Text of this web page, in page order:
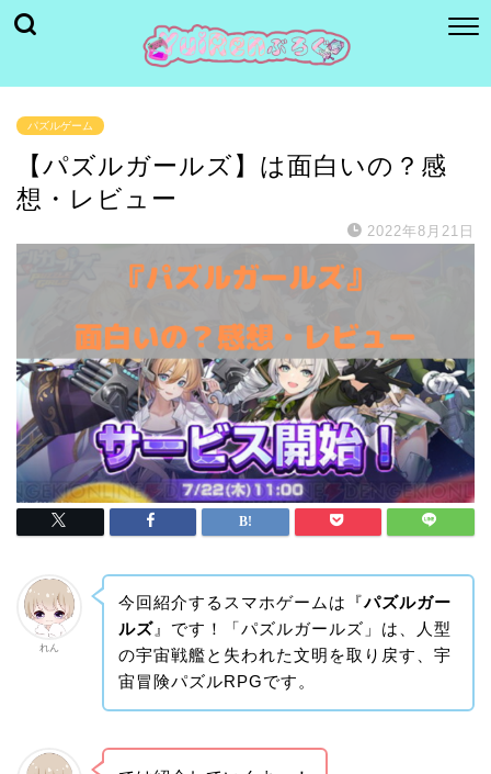
パズルゲーム
【パズルガールズ】は面白いの？感
想・レビュー
2022年8月21日
れん
今回紹介するスマホゲームは『パズルガー
ルズ』です！「パズルガールズ」は、人型
の宇宙戦艦と失われた文明を取り戻す、宇
宙冒険パズルRPGです。